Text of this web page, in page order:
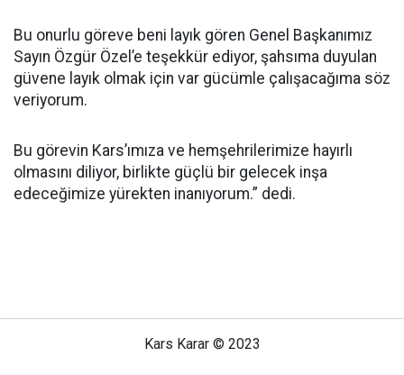
Bu onurlu göreve beni layık gören Genel Başkanımız
Sayın Özgür Özel’e teşekkür ediyor, şahsıma duyulan
güvene layık olmak için var gücümle çalışacağıma söz
veriyorum.
Bu görevin Kars’ımıza ve hemşehrilerimize hayırlı
olmasını diliyor, birlikte güçlü bir gelecek inşa
edeceğimize yürekten inanıyorum.” dedi.
Kars Karar © 2023